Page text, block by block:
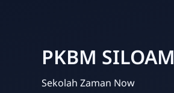
PKBM SILOAM
Sekolah Zaman Now